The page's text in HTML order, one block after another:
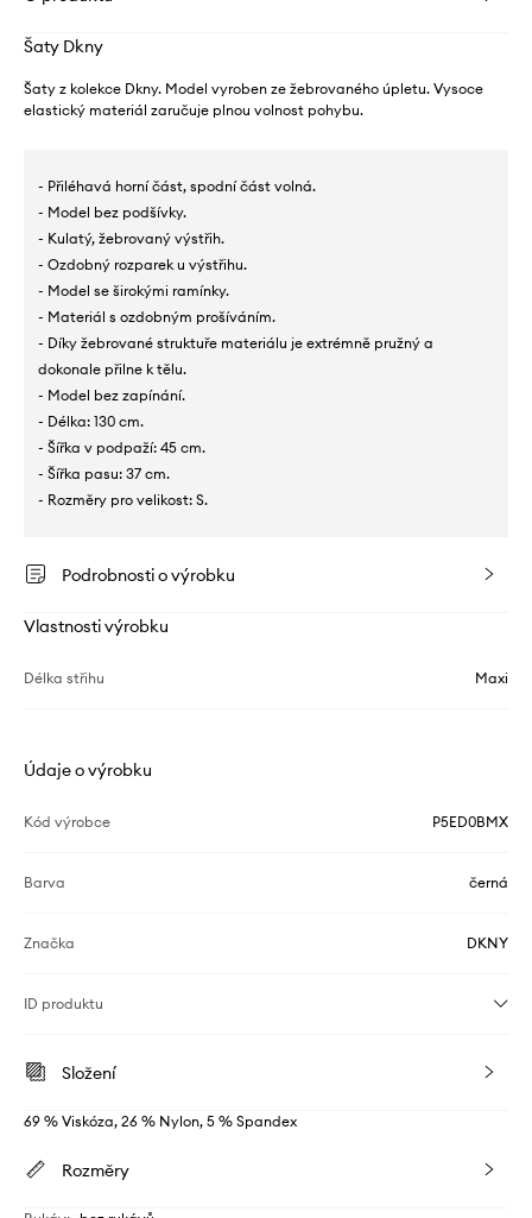
Šaty Dkny
Šaty z kolekce Dkny. Model vyroben ze žebrovaného úpletu. Vysoce
elastický materiál zaručuje plnou volnost pohybu.
- Přiléhavá horní část, spodní část volná.
- Model bez podšívky.
- Kulatý, žebrovaný výstřih.
- Ozdobný rozparek u výstřihu.
- Model se širokými ramínky.
- Materiál s ozdobným prošíváním.
- Díky žebrované struktuře materiálu je extrémně pružný a
dokonale přilne k tělu.
- Model bez zapínání.
- Délka: 130 cm.
- Šířka v podpaží: 45 cm.
- Šířka pasu: 37 cm.
- Rozměry pro velikost: S.
Podrobnosti o výrobku
Vlastnosti výrobku
Délka střihu Maxi
Údaje o výrobku
Kód výrobce P5ED0BMX
Barva černá
Značka DKNY
ID produktu
Složení
69 % Viskóza, 26 % Nylon, 5 % Spandex
Rozměry